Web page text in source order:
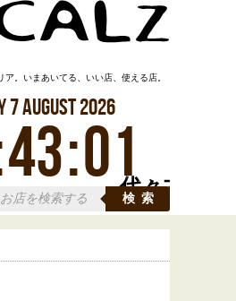
代々木
ア。いまあいてる、いい店、使える店。
7August2026
43:02
検索